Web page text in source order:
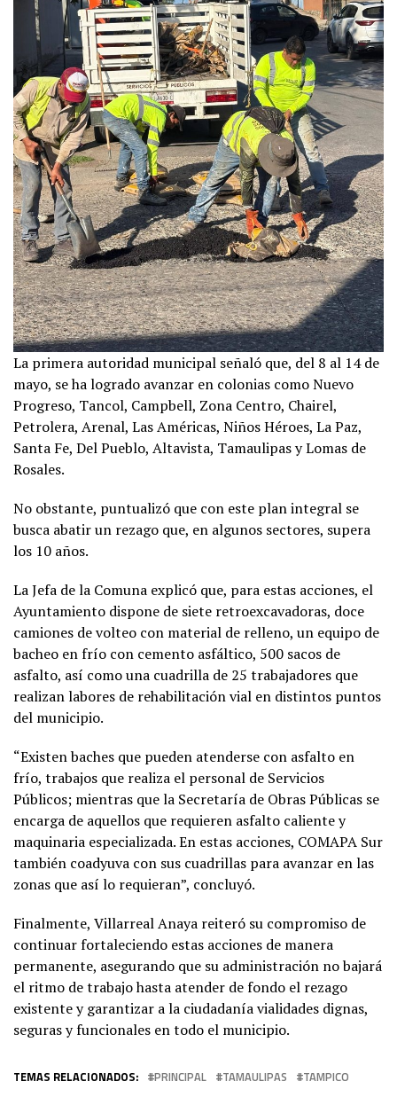
La primera autoridad municipal señaló que, del 8 al 14 de
mayo, se ha logrado avanzar en colonias como Nuevo
Progreso, Tancol, Campbell, Zona Centro, Chairel,
Petrolera, Arenal, Las Américas, Niños Héroes, La Paz,
Santa Fe, Del Pueblo, Altavista, Tamaulipas y Lomas de
Rosales.
No obstante, puntualizó que con este plan integral se
busca abatir un rezago que, en algunos sectores, supera
los 10 años.
La Jefa de la Comuna explicó que, para estas acciones, el
Ayuntamiento dispone de siete retroexcavadoras, doce
camiones de volteo con material de relleno, un equipo de
bacheo en frío con cemento asfáltico, 500 sacos de
asfalto, así como una cuadrilla de 25 trabajadores que
realizan labores de rehabilitación vial en distintos puntos
del municipio.
“Existen baches que pueden atenderse con asfalto en
frío, trabajos que realiza el personal de Servicios
Públicos; mientras que la Secretaría de Obras Públicas se
encarga de aquellos que requieren asfalto caliente y
maquinaria especializada. En estas acciones, COMAPA Sur
también coadyuva con sus cuadrillas para avanzar en las
zonas que así lo requieran”, concluyó.
Finalmente, Villarreal Anaya reiteró su compromiso de
continuar fortaleciendo estas acciones de manera
permanente, asegurando que su administración no bajará
el ritmo de trabajo hasta atender de fondo el rezago
existente y garantizar a la ciudadanía vialidades dignas,
seguras y funcionales en todo el municipio.
TEMAS RELACIONADOS: PRINCIPAL TAMAULIPAS TAMPICO